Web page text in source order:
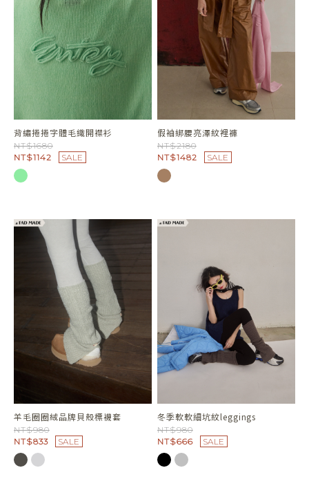
背繡捲捲字體毛織開襟衫
NT$1680
NT$1142
SALE
假袖綁腰亮澤紋裡褲
NT$2180
NT$1482
SALE
羊毛圈圈絨品牌貝殼標襪套
NT$980
NT$833
SALE
冬季軟軟細坑紋leggings
NT$980
NT$666
SALE